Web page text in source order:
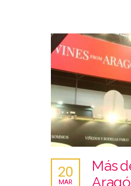
Más
20
MAR